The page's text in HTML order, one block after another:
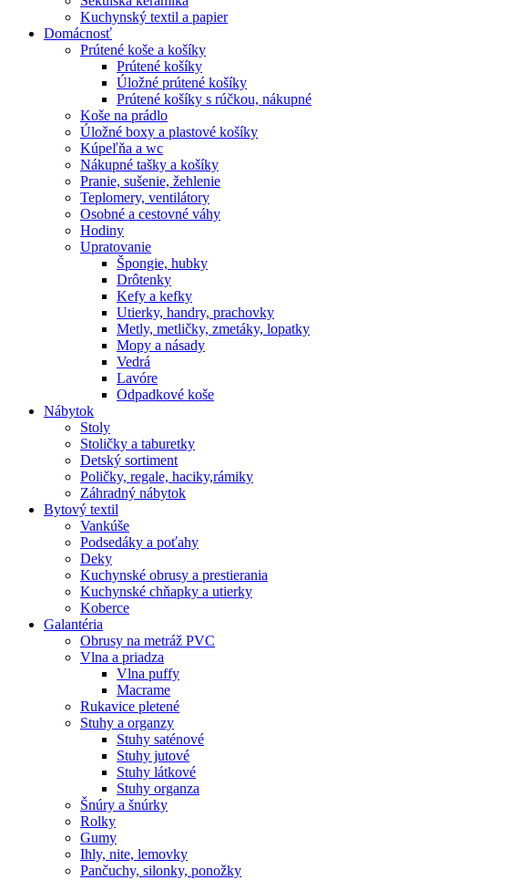
Kuchynský textil a papier
Domácnosť
Prútené koše a košíky
Prútené košíky
Úložné prútené košíky
Prútené košíky s rúčkou, nákupné
Koše na prádlo
Úložné boxy a plastové košíky
Kúpeľňa a wc
Nákupné tašky a košíky
Pranie, sušenie, žehlenie
Teplomery, ventilátory
Osobné a cestovné váhy
Hodiny
Upratovanie
Špongie, hubky
Drôtenky
Kefy a kefky
Utierky, handry, prachovky
Metly, metličky, zmetáky, lopatky
Mopy a násady
Vedrá
Lavóre
Odpadkové koše
Nábytok
Stoly
Stoličky a taburetky
Detský sortiment
Poličky, regale, haciky,rámiky
Záhradný nábytok
Bytový textil
Vankúše
Podsedáky a poťahy
Deky
Kuchynské obrusy a prestierania
Kuchynské chňapky a utierky
Koberce
Galantéria
Obrusy na metráž PVC
Vlna a priadza
Vlna puffy
Macrame
Rukavice pletené
Stuhy a organzy
Stuhy saténové
Stuhy jutové
Stuhy látkové
Stuhy organza
Šnúry a šnúrky
Rolky
Gumy
Ihly, nite, lemovky
Pančuchy, silonky, ponožky